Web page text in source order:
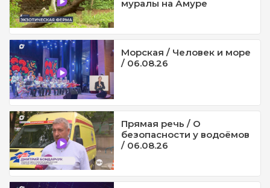
муралы на Амуре
Морская / Человек и море
/ 06.08.26
Прямая речь / О
безопасности у водоёмов
/ 06.08.26